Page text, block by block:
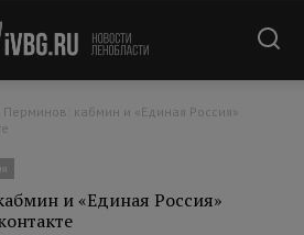
и «Единая Россия»